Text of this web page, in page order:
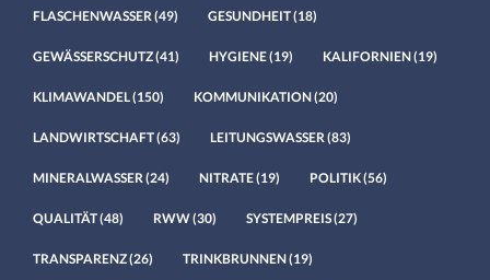
FLASCHENWASSER (49) GESUNDHEIT(18)
GEWÄSSERSCHUTZ(41) HYGIENE(19) KALIFORNIEN(19)
KLIMAWANDEL(150) KOMMUNIKATION(20)
LANDWIRTSCHAFT(63) LEITUNGSWASSER (83)
MINERALWASSER (24) NITRATE(19) POLITIK(56)
QUALITÄT(48) RWW(30) SYSTEMPREIS(27)
TRANSPARENZ(26) TRINKBRUNNEN(19)